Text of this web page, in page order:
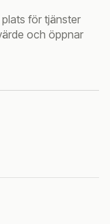
för tjänster
och öppnar